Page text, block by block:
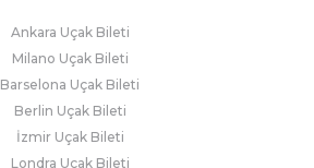
Ankara Uçak Bileti
Milano Uçak Bileti
Barselona Uçak Bileti
Berlin Uçak Bileti
İzmir Uçak Bileti
Londra Uçak Bileti